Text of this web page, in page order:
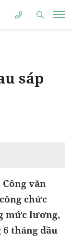
sáp
văn
chức
mức lương,
tháng đầu